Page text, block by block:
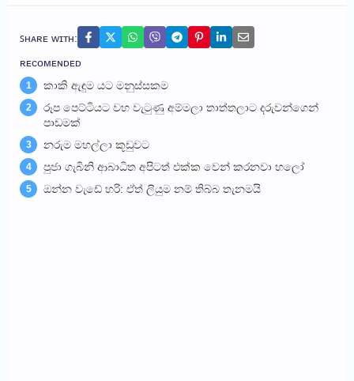
ꜱʜᴀʀᴇ ᴡɪᴛʜ:
ʀᴇᴄᴏᴍᴇɴᴅᴇᴅ
1 කාකි ඇඳුම යට මනුස්සකම
2
රූප පෙට්ටියට වහ වැටුණු අම්මලා තාත්තලාට දරුවන්ගෙන්
පාඩමක්
3 නරුම මහල්ලා කූඩුවට
4 පුජා ගැබිනි ආබාධිත අපිටත් එක්ක වෙන් කරනවා හලෝ
5 ඔන්න වැඩේ හරි: ඒත් ලියුම නම් තිබ්බ තැනමයි